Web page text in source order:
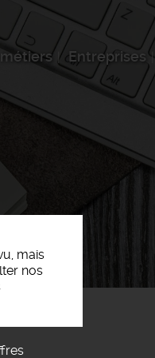
métiers Entreprises
mais
nos